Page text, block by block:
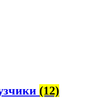
(12)